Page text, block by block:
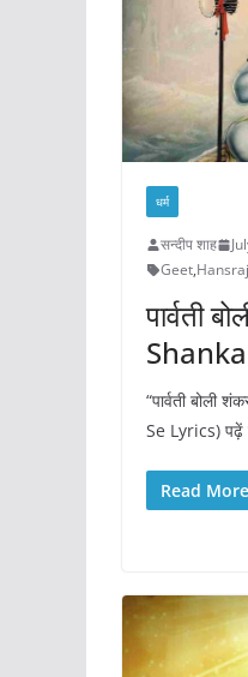
धर्म
सन्दीप शाह
Geet,
पार्वती
“पार्वती
Se Lyrics) पढ़ें
Read More